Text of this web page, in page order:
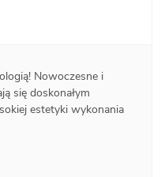
Nowoczesne i
się doskonałym
estetyki wykonania